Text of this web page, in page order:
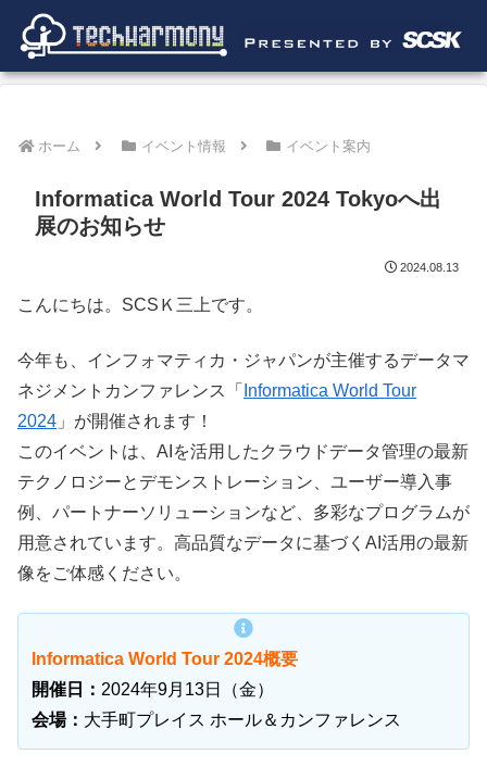
ホーム イベント情報 イベント案内
Informatica World Tour 2024 Tokyoへ出
展のお知らせ
2024.08.13
こんにちは。SCSＫ三上です。
今年も、インフォマティカ・ジャパンが主催するデータマ
ネジメントカンファレンス「
Informatica World Tour
2024 」が開催されます！
このイベントは、AIを活用したクラウドデータ管理の最新
テクノロジーとデモンストレーション、ユーザー導入事
例、パートナーソリューションなど、多彩なプログラムが
用意されています。高品質なデータに基づくAI活用の最新
像をご体感ください。
Informatica World Tour 2024概要
開催日： 2024年9月13日（金）
会場： 大手町プレイス ホール＆カンファレンス